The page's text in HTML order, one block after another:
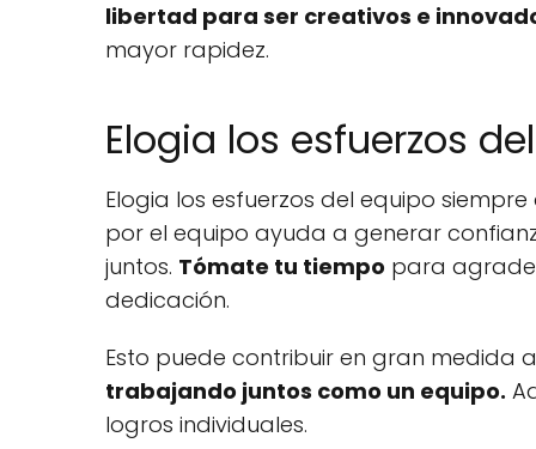
libertad para ser creativos e
mayor rapidez.
Elogia los esfuerzos
Elogia los esfuerzos del equipo
por el equipo ayuda a generar
juntos. Tómate tu tiempo para
dedicación.
Esto puede contribuir en gran medida
trabajando juntos como un equipo.
logros individuales.